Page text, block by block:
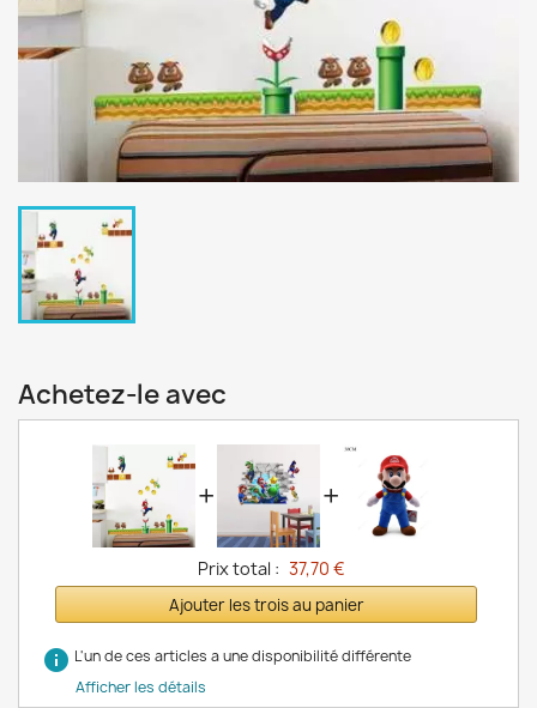
Achetez-le avec
+ +
Prix total : 37,70 €
Ajouter les trois au panier
info L'un de ces articles a une disponibilité différente
Afficher les détails